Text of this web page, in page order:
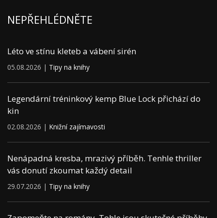
NEPŘEHLÉDNĚTE
Léto ve stínu kleteb a vábení sirén
05.08.2026 | Tipy na knihy
Legendární tréninkový kemp Blue Lock přichází do
kin
02.08.2026 | Knižní zajímavosti
Nenápadná kresba, mrazivý příběh. Tenhle thriller
vás donutí zkoumat každý detail
29.07.2026 | Tipy na knihy